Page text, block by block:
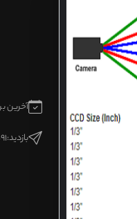
آخرین
بازدید: